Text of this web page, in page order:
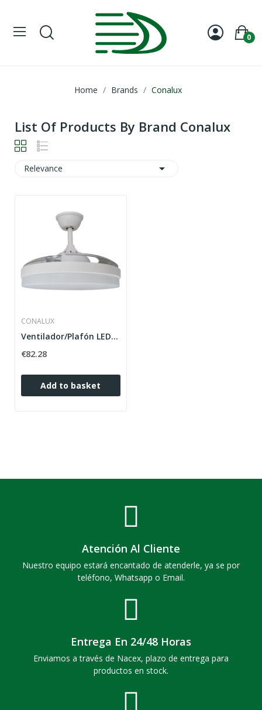
0
Home Brands Conalux
List Of Products By Brand Conalux
Relevance 
CONALUX
Ventilador/Plafón LED modelo TAHITI blanco, 72...
€82.28
Add to basket
Atención Al Cliente
Nuestro equipo estará encantado de atenderle, ya se por
teléfono, Whatsapp o Email.
Entrega En 24/48 Horas
Enviamos a través de Nacex, plazo de entrega para
productos en stock.